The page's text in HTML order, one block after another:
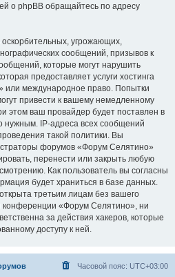
о phpBB обращайтесь по адресу
угрожающих,
сообщений, призывов к
которые могут нарушить
предоставляет услуги хостинга
международное право. Попытки
привести к вашему немедленному
этом ваш провайдер будет поставлен в
нужным. IP-адреса всех сообщений
такой политики. Вы
форумов «Форум Селятино»
перенести или закрыть любую
Как пользователь вы согласны
будет храниться в базе данных.
третьим лицам без вашего
«Форум Селятино», ни
за действия хакеров, которые
доступу к ней.
Часовой пояс: UTC+03:00